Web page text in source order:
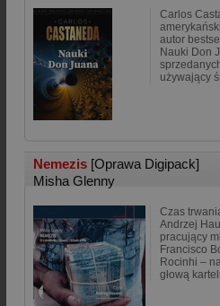
Carlos
autor
Nauki Don
używający
Nemezis [Oprawa Digipack]
Misha Glenny
Czas
Andrzej
pracujący
Francisco
Rocinhi –
głową